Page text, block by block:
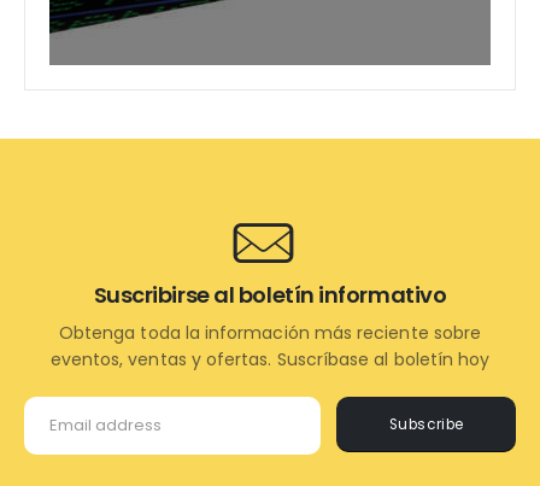
Subscribe
Suscribirse al boletín informativo
Obtenga toda la información más reciente sobre
eventos, ventas y ofertas. Suscríbase al boletín hoy